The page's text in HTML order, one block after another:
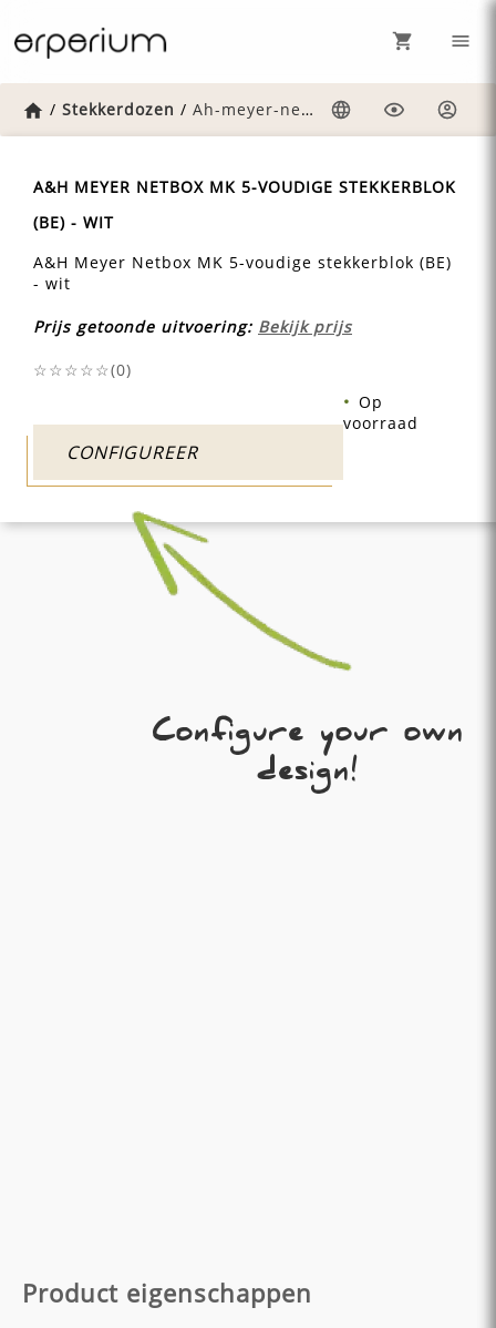
Home
/ Stekkerdozen / Ah-meyer-netbox-mk-5-voudige-stekkerblok-be-wit
A&H MEYER NETBOX MK 5-VOUDIGE STEKKERBLOK
(BE) - WIT
A&H Meyer Netbox MK 5-voudige stekkerblok (BE)
- wit
Prijs getoonde uitvoering: Bekijk prijs
☆☆☆☆☆(0)
CONFIGUREER
Op
voorraad
Configure your own
design!
Product eigenschappen